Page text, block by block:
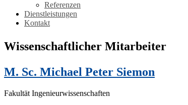
Referenzen
Dienstleistungen
Kontakt
Wissenschaftlicher Mitarbeiter
M. Sc. Michael Peter Siemon
Fakultät Ingenieurwissenschaften